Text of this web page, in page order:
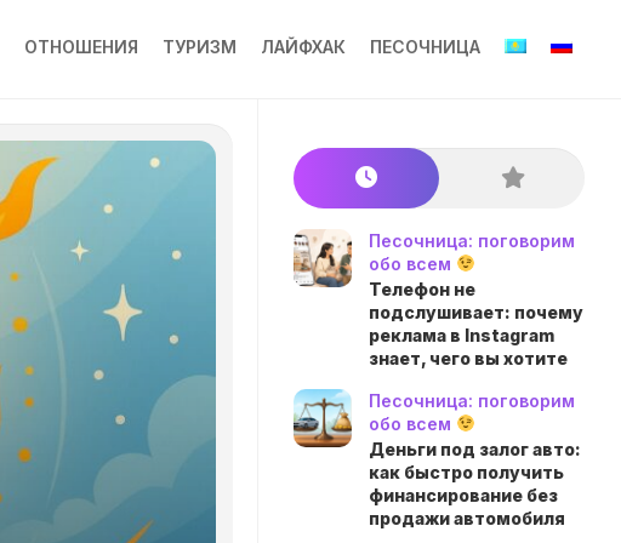
ОТНОШЕНИЯ ТУРИЗМ ЛАЙФХАК ПЕСОЧНИЦА
Песочница: поговорим
обо всем
Телефон не
подслушивает: почему
реклама в Instagram
знает, чего вы хотите
Песочница: поговорим
обо всем
Деньги под залог авто:
как быстро получить
финансирование без
продажи автомобиля